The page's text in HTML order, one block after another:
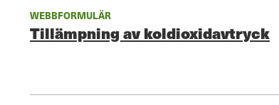
WEBBFORMULÄR
Tillämpning av koldioxidavtryck